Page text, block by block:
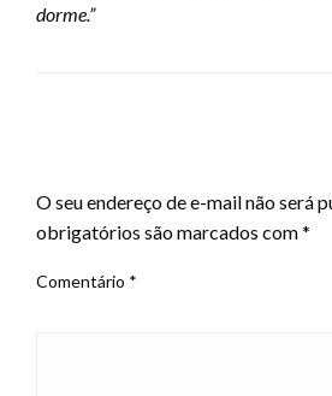
dorme.”
O seu endereço de e-mail não será
obrigatórios são marcados com*
Comentário *